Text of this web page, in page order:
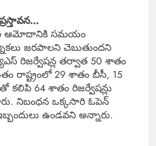
ఆమోదానికి సమయం
జరపాలని చెబుతుందని
రిజర్వేషన్ల తర్వాత 50 శాతం
రాష్ట్రంలో 29 శాతం బీసీ, 15
కలిపి 64 శాతం రిజర్వేషన్లు
నిబంధన ఒక్కసారి ఓపెన్
ఉండవని అన్నారు.